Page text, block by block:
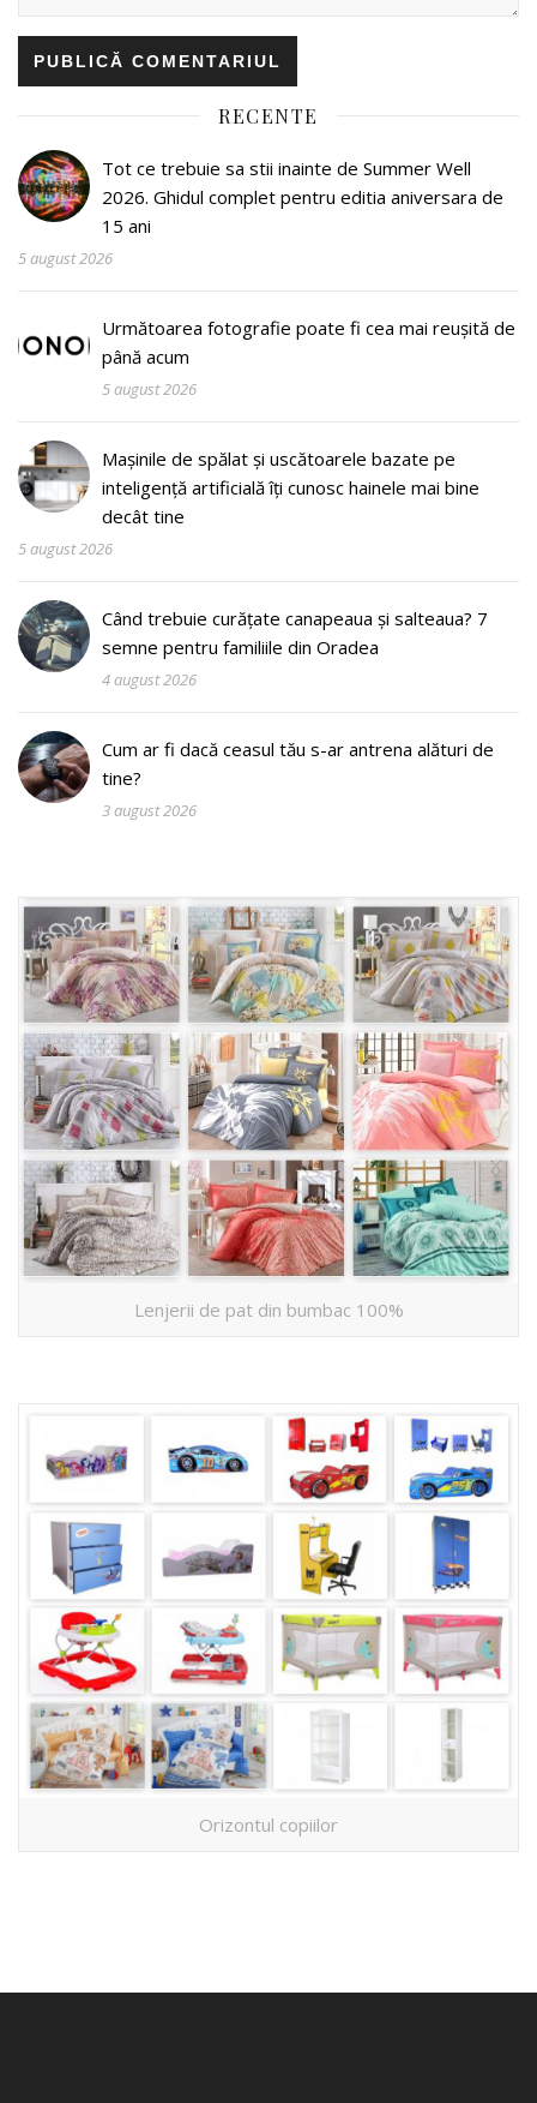
RECENTE
Tot ce trebuie sa stii inainte de Summer Well
2026. Ghidul complet pentru editia aniversara de
15 ani
5 august 2026
Următoarea fotografie poate fi cea mai reușită de
până acum
5 august 2026
Mașinile de spălat și uscătoarele bazate pe
inteligență artificială îți cunosc hainele mai bine
decât tine
5 august 2026
Când trebuie curățate canapeaua și salteaua? 7
semne pentru familiile din Oradea
4 august 2026
Cum ar fi dacă ceasul tău s-ar antrena alături de
tine?
3 august 2026
Lenjerii de pat din bumbac 100%
Orizontul copiilor